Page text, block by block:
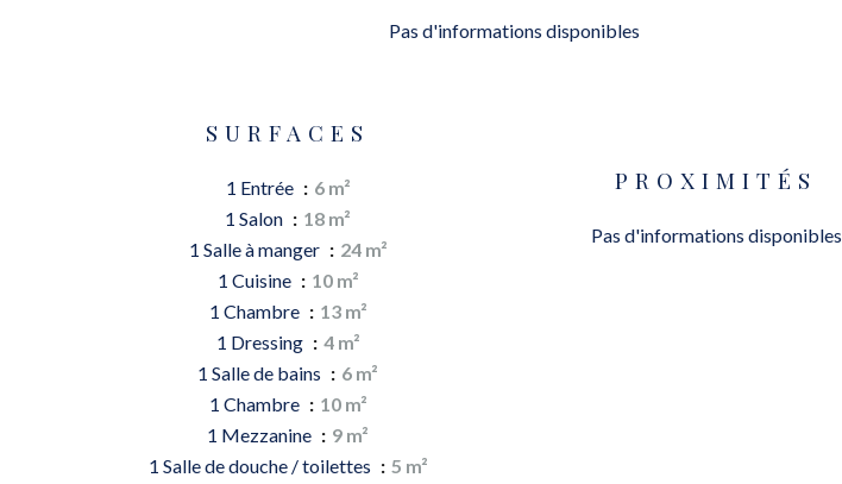
Pas d'informations disponibles
SURFACES
1 Entrée
6 m²
1 Salon
18 m²
1 Salle à manger
24 m²
1 Cuisine
10 m²
1 Chambre
13 m²
1 Dressing
4 m²
1 Salle de bains
6 m²
1 Chambre
10 m²
1 Mezzanine
9 m²
1 Salle de douche / toilettes
5 m²
PROXIMITÉS
Pas d'informations disponibles